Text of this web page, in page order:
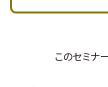
このセミナ